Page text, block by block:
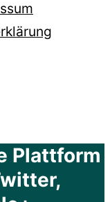
Plattform